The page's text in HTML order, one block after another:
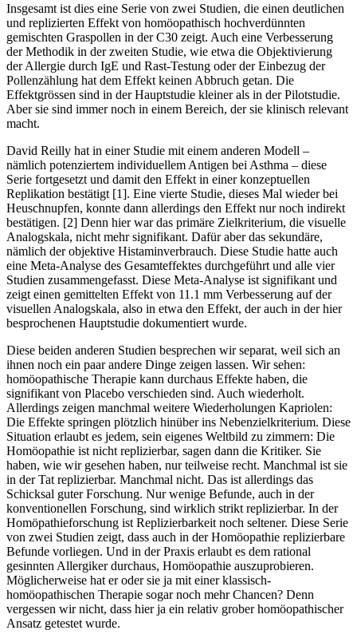
Insgesamt ist dies eine Serie von zwei Studien, die einen deutlichen
und replizierten Effekt von homöopathisch hochverdünnten
gemischten Graspollen in der C30 zeigt. Auch eine Verbesserung
der Methodik in der zweiten Studie, wie etwa die Objektivierung
der Allergie durch IgE und Rast-Testung oder der Einbezug der
Pollenzählung hat dem Effekt keinen Abbruch getan. Die
Effektgrössen sind in der Hauptstudie kleiner als in der Pilotstudie.
Aber sie sind immer noch in einem Bereich, der sie klinisch relevant
macht.
David Reilly hat in einer Studie mit einem anderen Modell –
nämlich potenziertem individuellem Antigen bei Asthma – diese
Serie fortgesetzt und damit den Effekt in einer konzeptuellen
Replikation bestätigt [1]. Eine vierte Studie, dieses Mal wieder bei
Heuschnupfen, konnte dann allerdings den Effekt nur noch indirekt
bestätigen. [2] Denn hier war das primäre Zielkriterium, die visuelle
Analogskala, nicht mehr signifikant. Dafür aber das sekundäre,
nämlich der objektive Histaminverbrauch. Diese Studie hatte auch
eine Meta-Analyse des Gesamteffektes durchgeführt und alle vier
Studien zusammengefasst. Diese Meta-Analyse ist signifikant und
zeigt einen gemittelten Effekt von 11.1 mm Verbesserung auf der
visuellen Analogskala, also in etwa den Effekt, der auch in der hier
besprochenen Hauptstudie dokumentiert wurde.
Diese beiden anderen Studien besprechen wir separat, weil sich an
ihnen noch ein paar andere Dinge zeigen lassen. Wir sehen:
homöopathische Therapie kann durchaus Effekte haben, die
signifikant von Placebo verschieden sind. Auch wiederholt.
Allerdings zeigen manchmal weitere Wiederholungen Kapriolen:
Die Effekte springen plötzlich hinüber ins Nebenzielkriterium. Diese
Situation erlaubt es jedem, sein eigenes Weltbild zu zimmern: Die
Homöopathie ist nicht replizierbar, sagen dann die Kritiker. Sie
haben, wie wir gesehen haben, nur teilweise recht. Manchmal ist sie
in der Tat replizierbar. Manchmal nicht. Das ist allerdings das
Schicksal guter Forschung. Nur wenige Befunde, auch in der
konventionellen Forschung, sind wirklich strikt replizierbar. In der
Homöpathieforschung ist Replizierbarkeit noch seltener. Diese Serie
von zwei Studien zeigt, dass auch in der Homöopathie replizierbare
Befunde vorliegen. Und in der Praxis erlaubt es dem rational
gesinnten Allergiker durchaus, Homöopathie auszuprobieren.
Möglicherweise hat er oder sie ja mit einer klassisch-
homöopathischen Therapie sogar noch mehr Chancen? Denn
vergessen wir nicht, dass hier ja ein relativ grober homöopathischer
Ansatz getestet wurde.